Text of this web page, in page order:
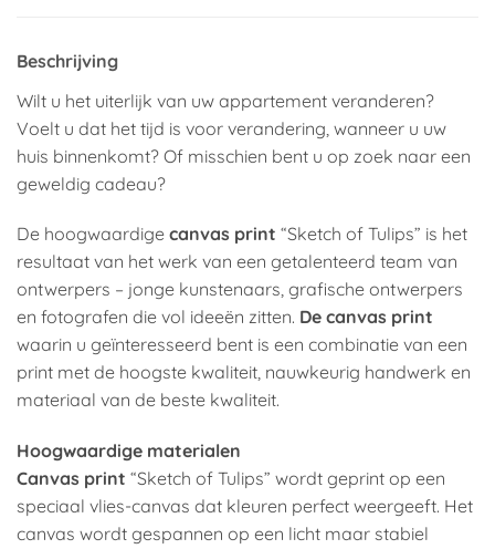
Beschrijving
Wilt u het uiterlijk van uw appartement veranderen?
Voelt u dat het tijd is voor verandering, wanneer u uw
huis binnenkomt? Of misschien bent u op zoek naar een
geweldig cadeau?
De hoogwaardige canvas print “Sketch of Tulips” is het
resultaat van het werk van een getalenteerd team van
ontwerpers – jonge kunstenaars, grafische ontwerpers
en fotografen die vol ideeën zitten. De canvas print
waarin u geïnteresseerd bent is een combinatie van een
print met de hoogste kwaliteit, nauwkeurig handwerk en
materiaal van de beste kwaliteit.
Hoogwaardige materialen
Canvas print “Sketch of Tulips” wordt geprint op een
speciaal vlies-canvas dat kleuren perfect weergeeft. Het
canvas wordt gespannen op een licht maar stabiel